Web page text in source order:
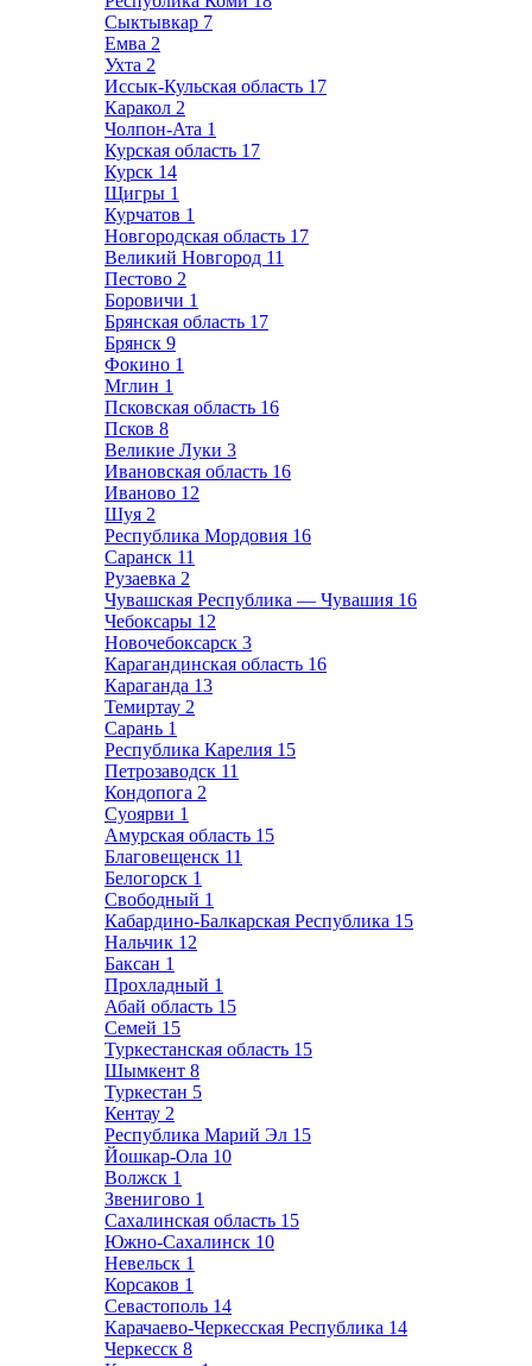
Сыктывкар 7
Емва 2
Ухта 2
Иссык-Кульская область 17
Каракол 2
Чолпон-Ата 1
Курская область 17
Курск 14
Щигры 1
Курчатов 1
Новгородская область 17
Великий Новгород 11
Пестово 2
Боровичи 1
Брянская область 17
Брянск 9
Фокино 1
Мглин 1
Псковская область 16
Псков 8
Великие Луки 3
Ивановская область 16
Иваново 12
Шуя 2
Республика Мордовия 16
Саранск 11
Рузаевка 2
Чувашская Республика — Чувашия 16
Чебоксары 12
Новочебоксарск 3
Карагандинская область 16
Караганда 13
Темиртау 2
Сарань 1
Республика Карелия 15
Петрозаводск 11
Кондопога 2
Суоярви 1
Амурская область 15
Благовещенск 11
Белогорск 1
Свободный 1
Кабардино-Балкарская Республика 15
Нальчик 12
Баксан 1
Прохладный 1
Абай область 15
Семей 15
Туркестанская область 15
Шымкент 8
Туркестан 5
Кентау 2
Республика Марий Эл 15
Йошкар-Ола 10
Волжск 1
Звенигово 1
Сахалинская область 15
Южно-Сахалинск 10
Невельск 1
Корсаков 1
Севастополь 14
Карачаево-Черкесская Республика 14
Черкесск 8